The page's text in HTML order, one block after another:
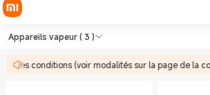
Shop Santé et
Appareils vapeur( 3 )
à des conditions (voir modalités sur la page de la
Shop Santé et Fitness